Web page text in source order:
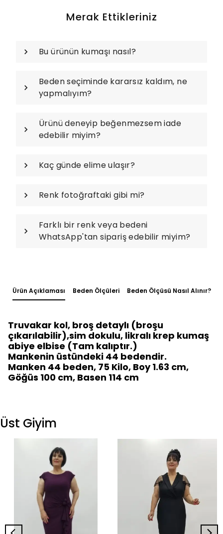
Merak Ettikleriniz
Bu ürünün kumaşı nasıl?
Beden seçiminde kararsız kaldım, ne
yapmalıyım?
Ürünü deneyip beğenmezsem iade
edebilir miyim?
Kaç günde elime ulaşır?
Renk fotoğraftaki gibi mi?
Farklı bir renk veya bedeni
WhatsApp'tan sipariş edebilir miyim?
Ürün Açıklaması Beden Ölçüleri Beden Ölçüsü Nasıl Alınır?
Truvakar kol, broş detaylı (broşu
çıkarılabilir),sim dokulu, likralı krep kumaş
abiye elbise (Tam kalıptır.)
Mankenin üstündeki 44 bedendir.
Manken 44 beden, 75 Kilo, Boy 1.63 cm,
Göğüs 100 cm, Basen 114 cm
Üst Giyim